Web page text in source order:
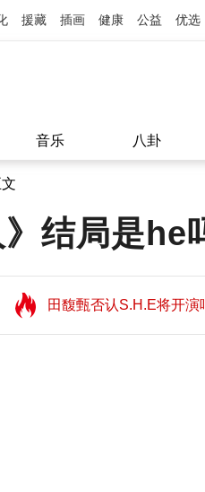
援藏 插画 健康 公益 优选
音乐 八卦
》结局是
田馥甄否认S.H.E将开
望11:08
田馥甄否认S.H.E将开
望11:08